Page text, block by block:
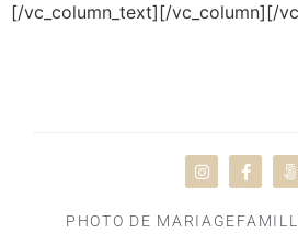
[/vc_column_text][/vc_column][/
PHOTO DE MARIAGE